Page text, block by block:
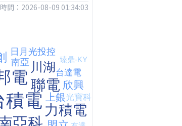
間：2026-08-09 01:34:03